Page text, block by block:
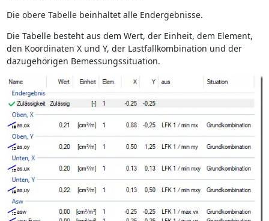
Die obere Tabelle beinhaltet alle Endergebnisse.
Die Tabelle besteht aus dem Wert, der Einheit, dem Element,
den Koordinaten X und Y, der Lastfallkombination und der
dazugehörigen Bemessungssituation.